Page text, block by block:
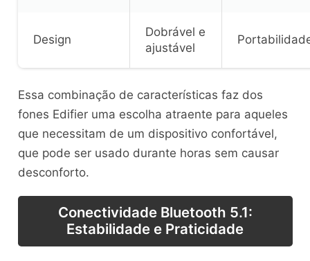
Design
Dobrável e
ajustável
Essa combinação de características faz dos
fones Edifier uma escolha atraente para aqueles
que necessitam de um dispositivo confortável,
que pode ser usado durante horas sem causar
desconforto.
Conectividade Bluetooth 5.1:
Estabilidade e Praticidade